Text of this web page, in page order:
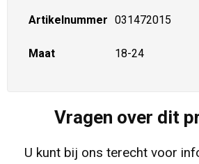
Artikelnummer 031472015
Maat 18-24
Vragen over dit
U kunt bij ons terecht voor